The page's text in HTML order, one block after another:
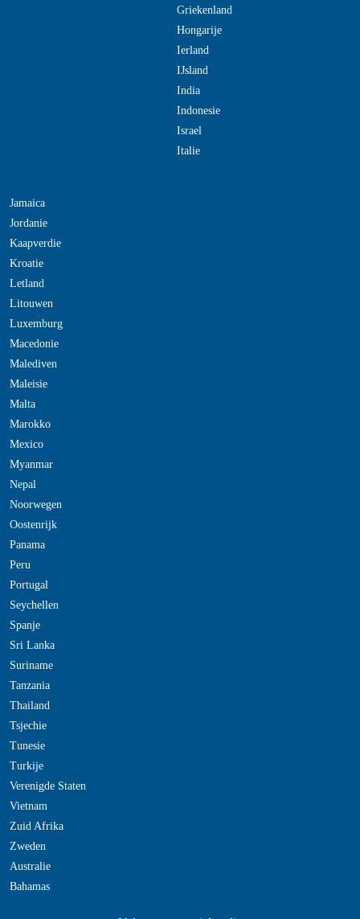
Griekenland
Hongarije
Ierland
IJsland
India
Indonesie
Israel
Italie
Jamaica
Jordanie
Kaapverdie
Kroatie
Letland
Litouwen
Luxemburg
Macedonie
Malediven
Maleisie
Malta
Marokko
Mexico
Myanmar
Nepal
Noorwegen
Oostenrijk
Panama
Peru
Portugal
Seychellen
Spanje
Sri Lanka
Suriname
Tanzania
Thailand
Tsjechie
Tunesie
Turkije
Verenigde Staten
Vietnam
Zuid Afrika
Zweden
Australie
Bahamas